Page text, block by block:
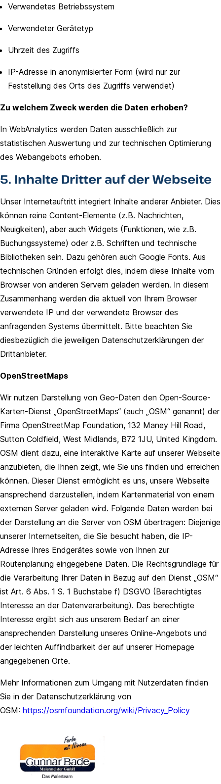
Verwendetes Betriebssystem
Verwendeter Gerätetyp
Uhrzeit des Zugriffs
IP-Adresse in anonymisierter Form (wird nur zur
Feststellung des Orts des Zugriffs verwendet)
Zu welchem Zweck werden die Daten erhoben?
In WebAnalytics werden Daten ausschließlich zur
statistischen Auswertung und zur technischen Optimierung
des Webangebots erhoben.
5. Inhalte Dritter auf der Webseite
Unser Internetauftritt integriert Inhalte anderer Anbieter. Dies
können reine Content-Elemente (z.B. Nachrichten,
Neuigkeiten), aber auch Widgets (Funktionen, wie z.B.
Buchungssysteme) oder z.B. Schriften und technische
Bibliotheken sein. Dazu gehören auch Google Fonts. Aus
technischen Gründen erfolgt dies, indem diese Inhalte vom
Browser von anderen Servern geladen werden. In diesem
Zusammenhang werden die aktuell von Ihrem Browser
verwendete IP und der verwendete Browser des
anfragenden Systems übermittelt. Bitte beachten Sie
diesbezüglich die jeweiligen Datenschutzerklärungen der
Drittanbieter.
OpenStreetMaps
Wir nutzen Darstellung von Geo-Daten den Open-Source-
Karten-Dienst „OpenStreetMaps“ (auch „OSM“ genannt) der
Firma OpenStreetMap Foundation, 132 Maney Hill Road,
Sutton Coldfield, West Midlands, B72 1JU, United Kingdom.
OSM dient dazu, eine interaktive Karte auf unserer Webseite
anzubieten, die Ihnen zeigt, wie Sie uns finden und erreichen
können. Dieser Dienst ermöglicht es uns, unsere Webseite
ansprechend darzustellen, indem Kartenmaterial von einem
externen Server geladen wird. Folgende Daten werden bei
der Darstellung an die Server von OSM übertragen: Diejenige
unserer Internetseiten, die Sie besucht haben, die IP-
Adresse Ihres Endgerätes sowie von Ihnen zur
Routenplanung eingegebene Daten. Die Rechtsgrundlage für
die Verarbeitung Ihrer Daten in Bezug auf den Dienst „OSM“
ist Art. 6 Abs. 1 S. 1 Buchstabe f) DSGVO (Berechtigtes
Interesse an der Datenverarbeitung). Das berechtigte
Interesse ergibt sich aus unserem Bedarf an einer
ansprechenden Darstellung unseres Online-Angebots und
der leichten Auffindbarkeit der auf unserer Homepage
angegebenen Orte.
Mehr Informationen zum Umgang mit Nutzerdaten finden
Sie in der Datenschutzerklärung von
OSM: https://osmfoundation.org/wiki/Privacy_Policy